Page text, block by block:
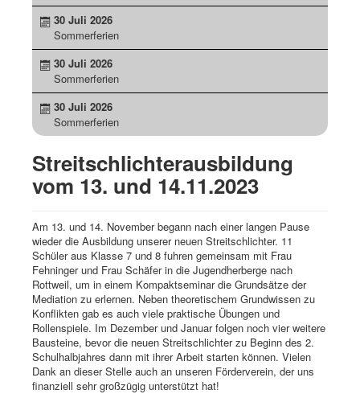
30 Juli 2026
Sommerferien
30 Juli 2026
Sommerferien
30 Juli 2026
Sommerferien
Streitschlichterausbildung
vom 13. und 14.11.2023
Am 13. und 14. November begann nach einer langen Pause
wieder die Ausbildung unserer neuen Streitschlichter. 11
Schüler aus Klasse 7 und 8 fuhren gemeinsam mit Frau
Fehninger und Frau Schäfer in die Jugendherberge nach
Rottweil, um in einem Kompaktseminar die Grundsätze der
Mediation zu erlernen. Neben theoretischem Grundwissen zu
Konflikten gab es auch viele praktische Übungen und
Rollenspiele. Im Dezember und Januar folgen noch vier weitere
Bausteine, bevor die neuen Streitschlichter zu Beginn des 2.
Schulhalbjahres dann mit ihrer Arbeit starten können. Vielen
Dank an dieser Stelle auch an unseren Förderverein, der uns
finanziell sehr großzügig unterstützt hat!